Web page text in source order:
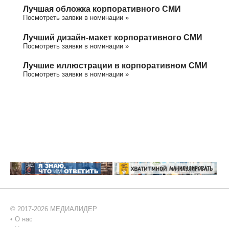
Лучшая обложка корпоративного СМИ
Посмотреть заявки в номинации »
Лучший дизайн-макет корпоративного СМИ
Посмотреть заявки в номинации »
Лучшие иллюстрации в корпоративном СМИ
Посмотреть заявки в номинации »
© 2017-2026 МЕДИАЛИДЕР
• О нас